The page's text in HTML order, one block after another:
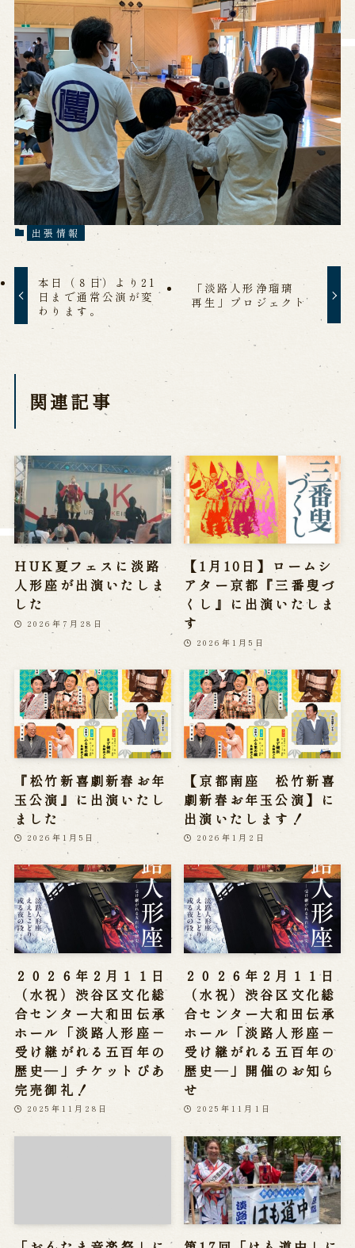
Opening Dates and Admission
Access
Indoor Introduction
Contact Us
FAQ Email us Call us
Reservation
Online Reservation
Reservation via e-mail form
Phone Reservations
関連施設
通販サイトうずのくに
道の駅うずしお
うずの丘大鳴門橋記念館
出張情報
本日（８日）より21
日まで通常公演が変
わります。
「淡路人形浄瑠璃
再生」プロジェクト
関連記事
HUK夏フェスに淡路
人形座が出演いたしま
した
2026年7月28日
【1月10日】ロームシ
アター京都『三番叟づ
くし』に出演いたしま
す
2026年1月5日
『松竹新喜劇新春お年
玉公演』に出演いたし
ました
2026年1月5日
【京都南座 松竹新喜
劇新春お年玉公演】に
出演いたします！
2026年1月2日
２０２６年２月１１日
（水祝）渋谷区文化総
合センター大和田伝承
ホール「淡路人形座－
受け継がれる五百年の
歴史―」チケットぴあ
完売御礼！
2025年11月28日
２０２６年２月１１日
（水祝）渋谷区文化総
合センター大和田伝承
ホール「淡路人形座－
受け継がれる五百年の
歴史―」開催のお知ら
せ
2025年11月1日